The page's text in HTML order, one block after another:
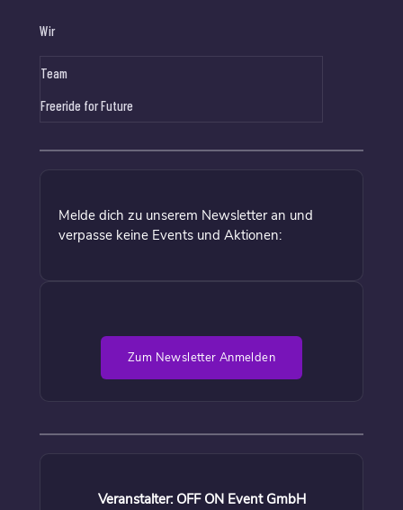
Wir
Team
Freeride for Future
Melde dich zu unserem Newsletter an und
verpasse keine Events und Aktionen:
Zum Newsletter Anmelden
Veranstalter: OFF ON Event GmbH